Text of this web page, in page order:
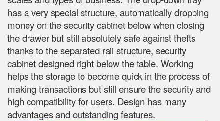
has a very special structure, automatically dropping
money on the security cabinet below when closing
the drawer but still absolutely safe against thefts
thanks to the separated rail structure, security
cabinet designed right below the table. Working
helps the storage to become quick in the process of
making transactions but still ensure the security and
high compatibility for users. Design has many
advantages and outstanding features.